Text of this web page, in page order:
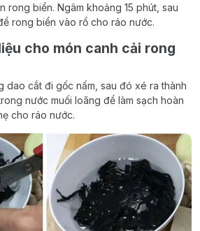
rong biển. Ngâm khoảng 15 phút, sau
rong biển vào rổ cho ráo nước.
cho món canh cải rong
dao cắt đi gốc nấm, sau đó xé ra thành
nước muối loãng để làm sạch hoàn
cho ráo nước.